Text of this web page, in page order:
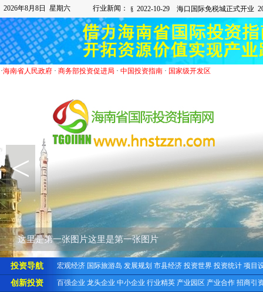
2026年8月8日 星期六 行业新闻：
·海南省人民政府· 商务部投资促进局 · 中国投资指南· 国家级开发区
这里是第一张图片这里是第一张图片
<
投资导航 宏观经济 国际旅游岛 发展规划 市县经济 投资世界 投资统计 项目
创新投资 百强企业 龙头企业 中小企业 行业精英 产业园区 产业合作 招商引